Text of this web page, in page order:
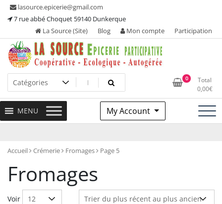
Skip lasource.epicerie@gmail.com
7 rue abbé Choquet 59140 Dunkerque
La Source (Site)
Blog Mon compte Participation
La Source – Epicerie
Participative
Ou tous les adhérents sont propriétaires et participent à la
maintenance de leur épicerie!
0
Total
0,00€
MENU My Account
Accueil Crémerie Fromages Page 5
Fromages
Voir